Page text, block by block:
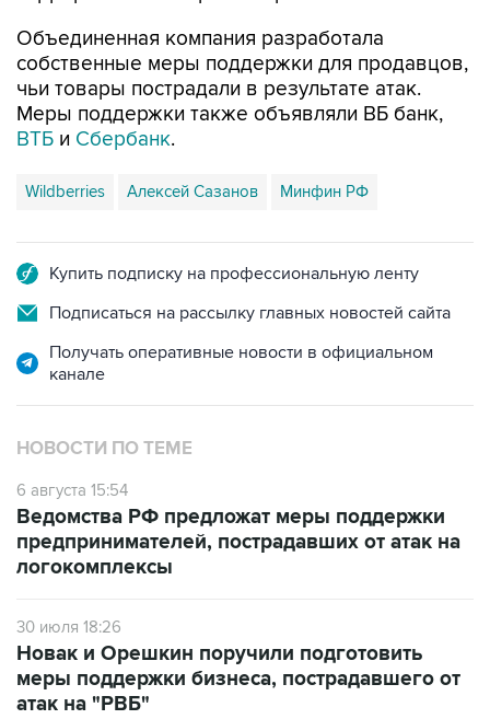
Объединенная компания разработала
собственные меры поддержки для продавцов,
чьи товары пострадали в результате атак.
Меры поддержки также объявляли ВБ банк,
ВТБ и Сбербанк.
Wildberries Алексей Сазанов Минфин РФ
Купить подписку на профессиональную ленту
Подписаться на рассылку главных новостей сайта
Получать оперативные новости в официальном
канале
НОВОСТИ ПО ТЕМЕ
6 августа 15:54
Ведомства РФ предложат меры поддержки
предпринимателей, пострадавших от атак на
логокомплексы
30 июля 18:26
Новак и Орешкин поручили подготовить
меры поддержки бизнеса, пострадавшего от
атак на "РВБ"